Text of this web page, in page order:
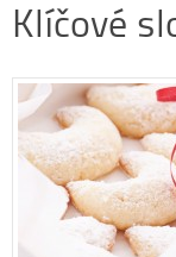
Klíčové